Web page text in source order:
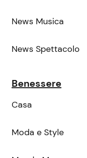
News Musica
News Spettacolo
Benessere
Casa
Moda e Style